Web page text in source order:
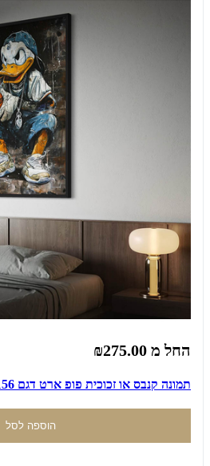
החל מ ₪275.00
תמונה קנבס או זכוכית פופ ארט דגם 1156
הוספה לסל